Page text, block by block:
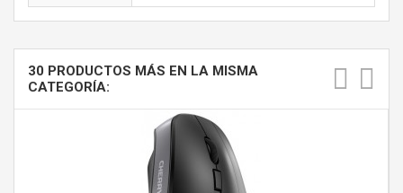
30 PRODUCTOS MÁS EN LA MISMA
CATEGORÍA: